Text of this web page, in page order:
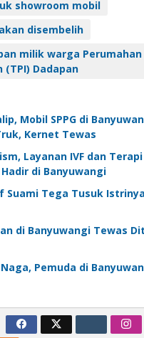
showroom mobil
disembelih
milik warga
(TPI) Dadapan
Mobil SPPG di
Kernet Tewas
Layanan IVF dan Terapi
di Banyuwangi
Suami Tega Tusuk
di Banyuwangi Tewas
Pemuda di